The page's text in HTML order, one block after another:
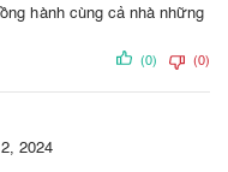
hành cùng cả nhà những
(0) (0)
2024